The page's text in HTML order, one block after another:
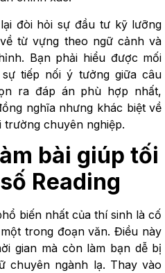
đòi hỏi sự đầu tư kỹ lưỡng
từ vựng theo ngữ cảnh và
Bạn phải hiểu được mối
tiếp nối ý tưởng giữa câu
ra đáp án phù hợp nhất,
nghĩa nhưng khác biệt về
trường chuyên nghiệp.
bài giúp tối
Reading
biến nhất của thí sinh là cố
trong đoạn văn. Điều này
gian mà còn làm bạn dễ bị
chuyên ngành lạ. Thay vào